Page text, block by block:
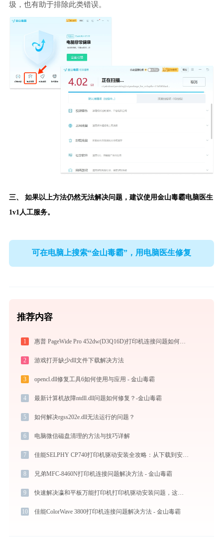
圾，也有助于排除此类错误。
三、 如果以上方法仍然无法解决问题，建议使用金山毒霸电脑医生
1v1人工服务。
可在电脑上搜索“金山毒霸”，用电脑医生修复
推荐内容
1 惠普 PageWide Pro 452dw(D3Q16D)打印机连接问题如何解决？-金山毒霸
2 游戏打开缺少dll文件下载解决方法
3 opencl.dll修复工具6如何使用与应用 - 金山毒霸
4 最新计算机故障ntdll.dll问题如何修复？-金山毒霸
5 如何解决rgss202e.dll无法运行的问题？
6 电脑微信磁盘清理的方法与技巧详解
7 佳能SELPHY CP740打印机驱动安装全攻略：从下载到安装完全教程
8 兄弟MFC-8460N打印机连接问题解决方法 - 金山毒霸
9 快速解决瀛和平板万能打印机打印机驱动安装问题，这篇文章告诉你方法
10 佳能ColorWave 3800打印机连接问题解决方法 - 金山毒霸